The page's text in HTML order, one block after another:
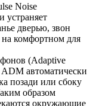
Noise
устраняет
дверью, звон
на комфортном для
(Adaptive
автоматически
позади или сбоку
образом
окружающие